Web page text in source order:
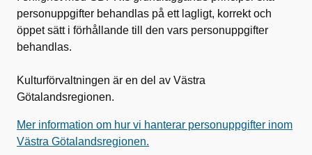
personuppgifter behandlas på ett lagligt, korrekt och
öppet sätt i förhållande till den vars personuppgifter
behandlas.
Kulturförvaltningen är en del av Västra
Götalandsregionen.
Mer information om hur vi hanterar personuppgifter inom
Västra Götalandsregionen.